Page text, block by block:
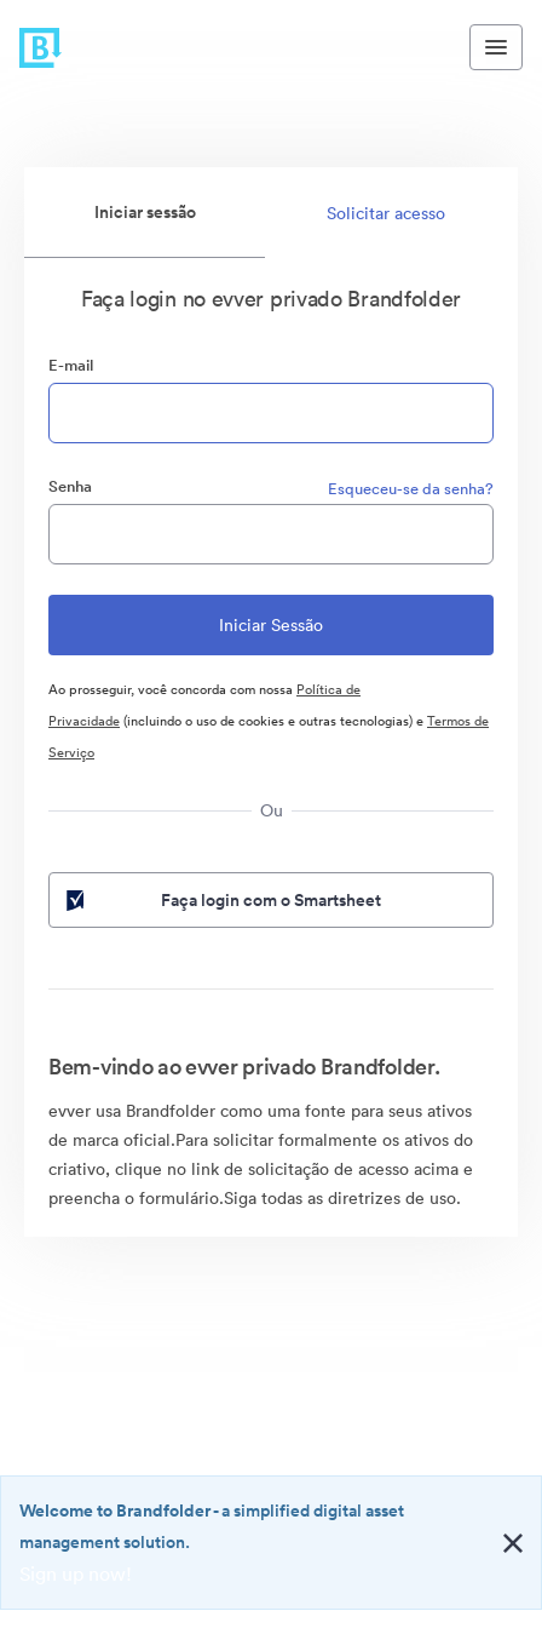
Iniciar sessão Solicitar acesso
Faça login no evver privado Brandfolder
E-mail
Senha Esqueceu-se da senha?
Ao prosseguir, você concorda com nossa Política de
Privacidade(incluindo o uso de cookies e outras tecnologias) eTermos de
Serviço
Ou
Faça login com o Smartsheet
Bem-vindo ao evver privado Brandfolder.
evver usa Brandfolder como uma fonte para seus ativos
de marca oficial.Para solicitar formalmente os ativos do
criativo, clique no link de solicitação de acesso acima e
preencha o formulário.Siga todas as diretrizes de uso.
·
Welcome to Brandfolder- a simplified digital asset
management solution.